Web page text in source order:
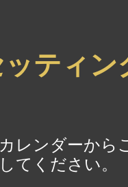
ティ
レンダーから
てください。